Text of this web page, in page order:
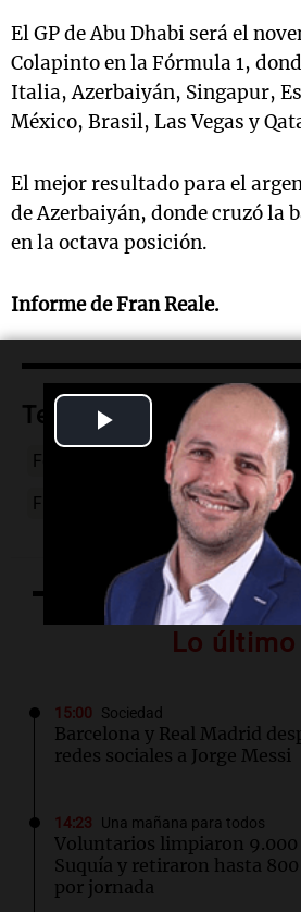
Play
Video
El GP de Abu Dhabi será el
Colapinto en la Fórmula 1,
Italia, Azerbaiyán, Singapur,
México, Brasil, Las Vegas y
El mejor resultado para el
de Azerbaiyán, donde cruzó la
en la octava posición.
Informe de Fran Reale.
Temas
Fórmula 1 en Abu Dhabi Abu
Franco Colapinto Colapinto
Lo último
15:00 Sociedad
Barcelona y Real Madrid
redes sociales a Jorge Messi
14:23 Una mañana para todos
Voluntarios limpiaron
Suquía y retiraron hasta
por jornada